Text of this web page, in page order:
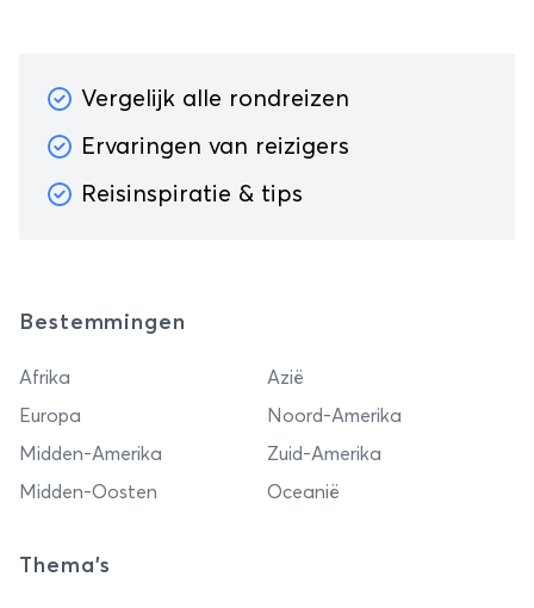
Vergelijk alle rondreizen
Ervaringen van reizigers
Reisinspiratie & tips
Bestemmingen
Afrika
Azië
Europa
Noord-Amerika
Midden-Amerika
Zuid-Amerika
Midden-Oosten
Oceanië
Thema's